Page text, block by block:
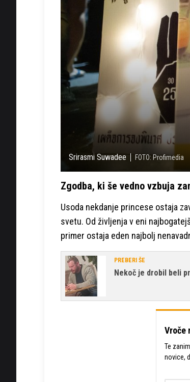
Srirasmi Suwadee FOTO: Profimedia
Zgodba, ki še vedno vzbuja
Usoda nekdanje princese ostaja
svetu. Od življenja v eni
primer ostaja eden najbolj
PREBERI ŠE
Nekoč je drobil beli
Vroče
Te
novice,